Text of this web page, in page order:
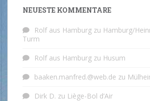
NEUESTE KOMMENTARE
Rolf aus Hamburg zu Hamburg/
Turm
Rolf aus Hamburg zu Husum
baaken.manfred.@web.de zu
Dirk D. zu Liège-Bol d’Air